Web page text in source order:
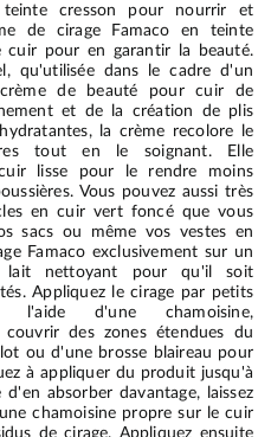
teinte cresson pour nourrir et
de cirage Famaco en teinte
cuir pour en garantir la beauté.
qu'utilisée dans le cadre d'un
de beauté pour cuir de
et de la création de plis
la crème recolore le
tout en le soignant. Elle
lisse pour le rendre moins
Vous pouvez aussi très
en cuir vert foncé que vous
sacs ou même vos vestes en
Famaco exclusivement sur un
lait nettoyant pour qu'il soit
Appliquez le cirage par petits
l'aide d'une chamoisine,
des zones étendues du
ou d'une brosse blaireau pour
à appliquer du produit jusqu'à
absorber davantage, laissez
chamoisine propre sur le cuir
de cirage. Appliquez ensuite